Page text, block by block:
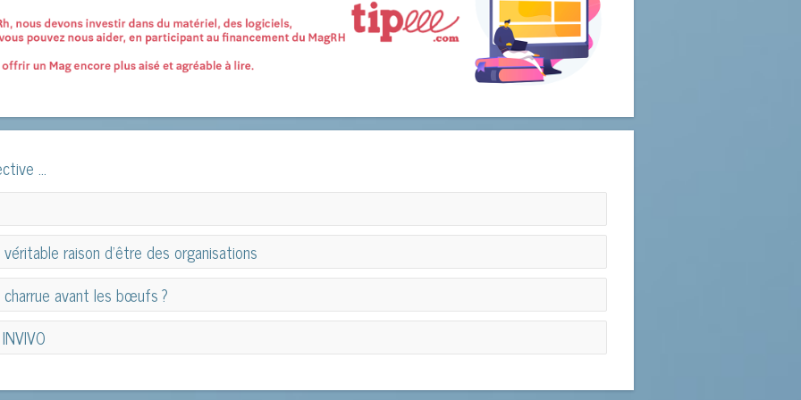
...
raison d’être des organisations
raison d’être des organisations
charrue avant les bœufs ?
avant les bœufs ?